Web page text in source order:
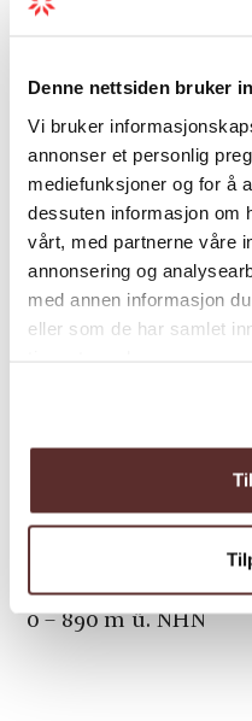
Denne nettsiden bruker
Vi bruker
annonser et personlig
mediefunksjoner og for å
dessuten informasjon om
vårt, med partnerne våre
annonsering og
med annen informasjon
eller som de har samlet
• Informationstafel
dem Rosendal
• ”T”-Zeichen und
Schwierigkeitsgrad
Rot. Mäßig
0 – 890 m ü. NHN